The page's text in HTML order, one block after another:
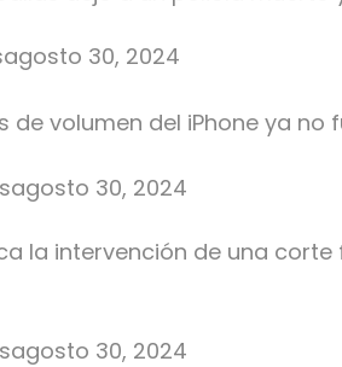
30, 2024
30, 2024
30, 2024